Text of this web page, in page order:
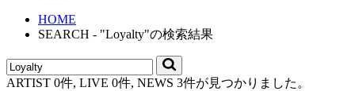
HOME
SEARCH - "Loyalty"の検索結果
ARTIST 0件, LIVE 0件, NEWS 3件が見つかりました。